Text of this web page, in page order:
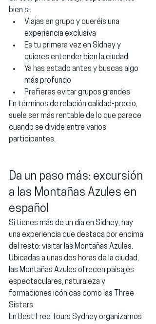
bien si:
Viajas en grupo y queréis una
experiencia exclusiva
Es tu primera vez en Sídney y
quieres entender bien la ciudad
Ya has estado antes y buscas algo
más profundo
Prefieres evitar grupos grandes
En términos de relación calidad-precio,
suele ser más rentable de lo que parece
cuando se divide entre varios
participantes.
Da un paso más: excursión
a las Montañas Azules en
español
Si tienes más de un día en Sídney, hay
una experiencia que destaca por encima
del resto: visitar las Montañas Azules.
Ubicadas a unas dos horas de la ciudad,
las Montañas Azules ofrecen paisajes
espectaculares, naturaleza y
formaciones icónicas como las Three
Sisters.
En Best Free Tours Sydney organizamos